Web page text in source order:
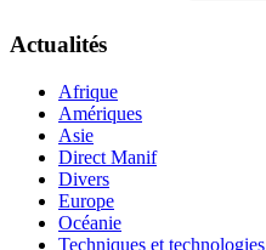
Actualités
Afrique
Amériques
Asie
Direct Manif
Divers
Europe
Océanie
Techniques et technologies